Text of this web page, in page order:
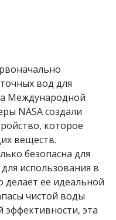
вод для
Международной
NASAсоздали
которое
веществ.
безопасна для
использования в
делает ее идеальной
чистой воды
эта